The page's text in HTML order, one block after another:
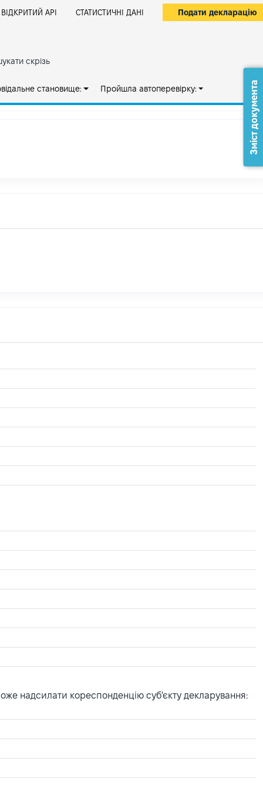
ВІДКРИТИЙ АРІ СТАТИСТИЧНІ ДАНІ Подати декларацію
скрізь
становище: Пройшла автоперевірку:
надсилати кореспонденцію суб'єкту декларування:
Зміст документа